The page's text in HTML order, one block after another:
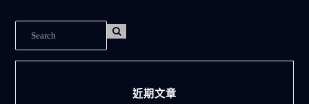
近期文章